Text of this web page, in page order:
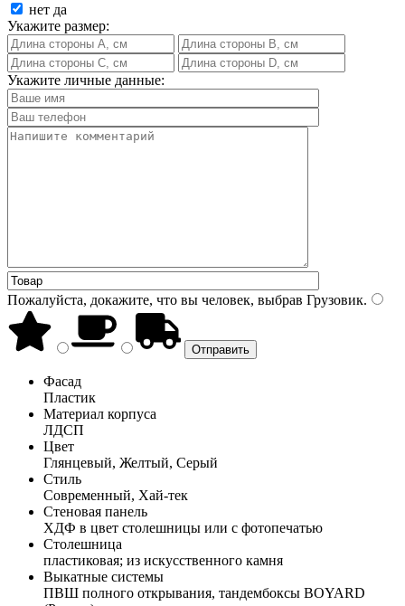
нет да
Укажите размер:
Укажите личные данные:
Пожалуйста, докажите, что вы человек, выбрав Грузовик.
Фасад
Пластик
Материал корпуса
ЛДСП
Цвет
Глянцевый, Желтый, Серый
Стиль
Современный, Хай-тек
Стеновая панель
ХДФ в цвет столешницы или с фотопечатью
Столешница
пластиковая; из искусственного камня
Выкатные системы
ПВШ полного открывания, тандембоксы BOYARD